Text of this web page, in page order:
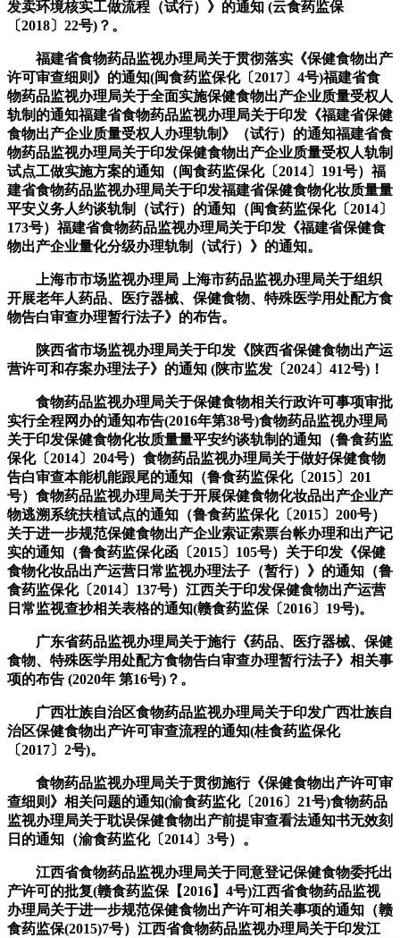
发卖环境核实工做流程（试行）》的通知 (云食药监保
〔2018〕22号)？。
福建省食物药品监视办理局关于贯彻落实《保健食物出产
许可审查细则》的通知(闽食药监保化〔2017〕4号)福建省食
物药品监视办理局关于全面实施保健食物出产企业质量受权人
轨制的通知福建省食物药品监视办理局关于印发《福建省保健
食物出产企业质量受权人办理轨制》（试行）的通知福建省食
物药品监视办理局关于印发保健食物出产企业质量受权人轨制
试点工做实施方案的通知（闽食药监保化〔2014〕191号）福
建省食物药品监视办理局关于印发福建省保健食物化妆质量量
平安义务人约谈轨制（试行）的通知（闽食药监保化〔2014〕
173号）福建省食物药品监视办理局关于印发《福建省保健食
物出产企业量化分级办理轨制（试行）》的通知。
上海市市场监视办理局 上海市药品监视办理局关于组织
开展老年人药品、医疗器械、保健食物、特殊医学用处配方食
物告白审查办理暂行法子》的布告。
陕西省市场监视办理局关于印发《陕西省保健食物出产运
营许可和存案办理法子》的通知 (陕市监发〔2024〕412号)！
食物药品监视办理局关于保健食物相关行政许可事项审批
实行全程网办的通知布告(2016年第38号)食物药品监视办理局
关于印发保健食物化妆质量量平安约谈轨制的通知（鲁食药监
保化〔2014〕204号）食物药品监视办理局关于做好保健食物
告白审查本能机能跟尾的通知（鲁食药监保化〔2015〕201
号）食物药品监视办理局关于开展保健食物化妆品出产企业产
物逃溯系统扶植试点的通知（鲁食药监保化〔2015〕200号）
关于进一步规范保健食物出产企业索证索票台帐办理和出产记
实的通知（鲁食药监保化函〔2015〕105号）关于印发《保健
食物化妆品出产运营日常监视办理法子（暂行）》的通知（鲁
食药监保化〔2014〕137号）江西关于印发保健食物出产运营
日常监视查抄相关表格的通知(赣食药监保〔2016〕19号)。
广东省药品监视办理局关于施行《药品、医疗器械、保健
食物、特殊医学用处配方食物告白审查办理暂行法子》相关事
项的布告 (2020年 第16号)？。
广西壮族自治区食物药品监视办理局关于印发广西壮族自
治区保健食物出产许可审查流程的通知(桂食药监保化
〔2017〕2号)。
食物药品监视办理局关于贯彻施行《保健食物出产许可审
查细则》相关问题的通知(渝食药监化〔2016〕21号)食物药品
监视办理局关于耽误保健食物出产前提审查看法通知书无效刻
日的通知（渝食药监化〔2014〕3号）。
江西省食物药品监视办理局关于同意登记保健食物委托出
产许可的批复(赣食药监保【2016】4号)江西省食物药品监视
办理局关于进一步规范保健食物出产许可相关事项的通知（赣
食药监保(2015)7号）江西省食物药品监视办理局关于印发江